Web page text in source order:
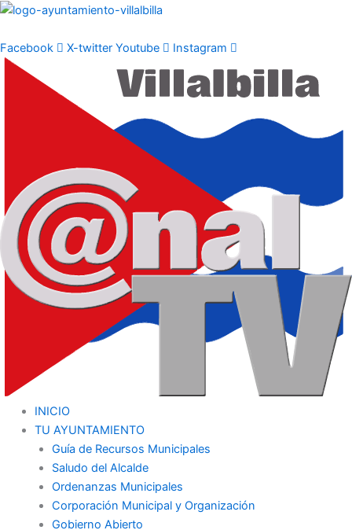
Ir
contenido
Facebook X-twitter Youtube Instagram
INICIO
TU AYUNTAMIENTO
Guía de Recursos Municipales
Saludo del Alcalde
Ordenanzas Municipales
Corporación Municipal y Organización
Gobierno Abierto